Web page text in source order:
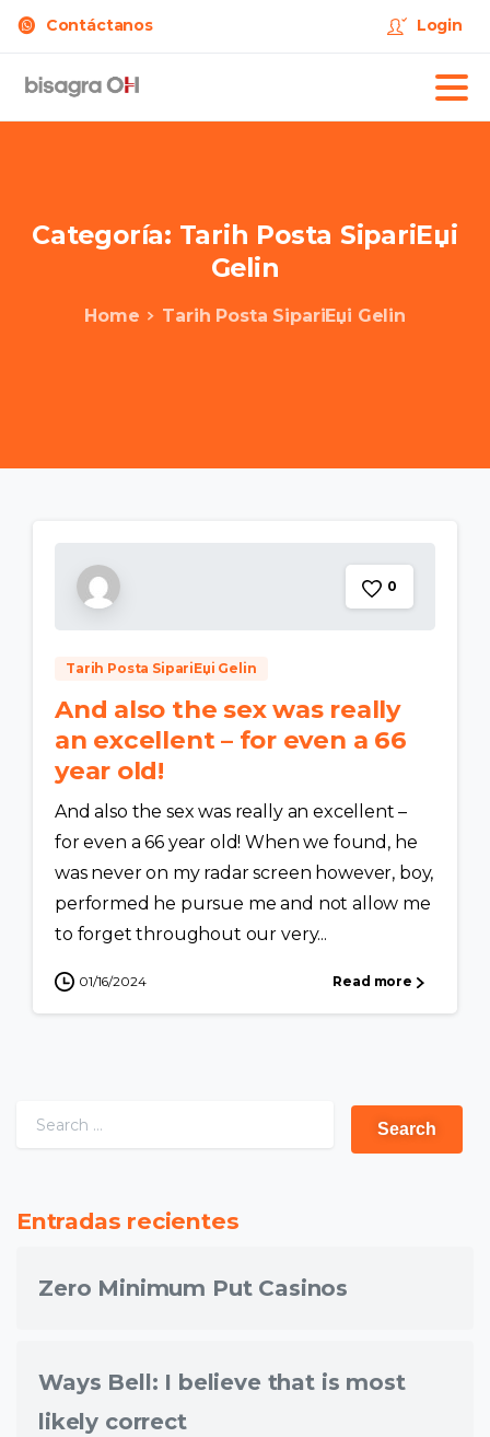
Contáctanos Login
Categoría: Tarih Posta SipariЕџi
Gelin
Home Tarih Posta SipariЕџi Gelin
0
Tarih Posta SipariЕџi Gelin
And also the sex was really
an excellent – for even a 66
year old!
And also the sex was really an excellent –
for even a 66 year old! When we found, he
was never on my radar screen however, boy,
performed he pursue me and not allow me
to forget throughout our very...
01/16/2024 Read more
Entradas recientes
Zero Minimum Put Casinos
Ways Bell: I believe that is most
likely correct